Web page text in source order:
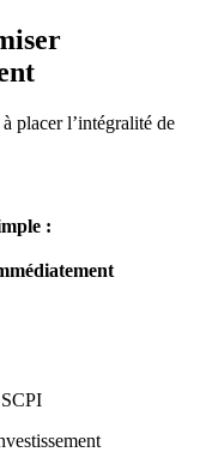
placer l’intégralité de
: